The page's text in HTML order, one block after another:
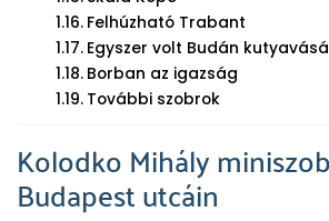
Felhúzható Trabant
Egyszer volt Budán
Borban az igazság
További szobrok
Kolodko Mihály
Budapest utcáin